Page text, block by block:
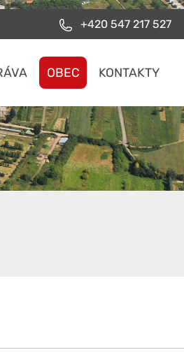
+420 547 217 527
OBEC KONTAKTY